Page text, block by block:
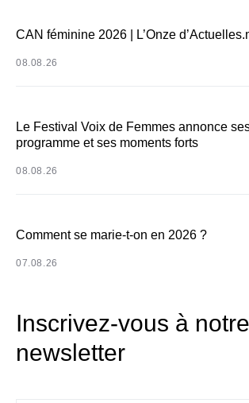
CAN féminine 2026 | L’Onze
08.08.26
Le Festival Voix de Femmes annonce
programme et ses moments forts
08.08.26
Comment se marie-t-on en 2026 ?
07.08.26
Inscrivez-vous à notre
newsletter